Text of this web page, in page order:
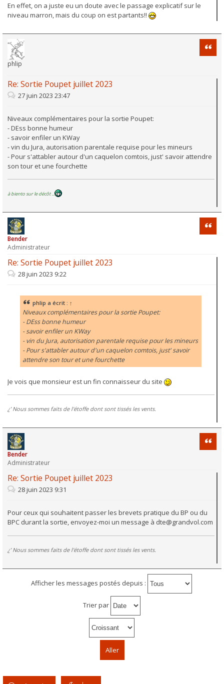
En effet, on a juste eu un doute avec le passage explicatif sur le
niveau marron, mais du coup on est partants!!
phlip
Re: Sortie Poupet juillet 2023
27 juin 2023 23:47
Niveaux complémentaires pour la sortie Poupet:
- DEss bonne humeur
- savoir enfiler un KWay
- vin du Jura, autorisation parentale requise pour les mineurs
- Pour s'attabler autour d'un caquelon comtois, just' savoir attendre
son tour et une fourchette
à biento sur le décôt ...
Bender
Administrateur
Re: Sortie Poupet juillet 2023
28 juin 2023 9:22
phlip a écrit : ↑
Niveaux complémentaires pour la sortie Poupet:
- DEss bonne humeur
- savoir enfiler un KWay
- vin du Jura, autorisation parentale requise pour les mineurs
- Pour s'attabler autour d'un caquelon comtois, just' savoir
attendre son tour et une fourchette
Je vois que monsieur est un fin connaisseur du site
¿’ Nous sommes faits de l'étoffe dont sont tissés les vents.
Bender
Administrateur
Re: Sortie Poupet juillet 2023
28 juin 2023 9:31
Pour ceux qui souhaitent passer les brevets pratique du BP ou du
BPC durant la sortie, envoyez-moi un message à dte@grandvol.com
¿’ Nous sommes faits de l'étoffe dont sont tissés les vents.
Afficher les messages postés depuis :
Trier par